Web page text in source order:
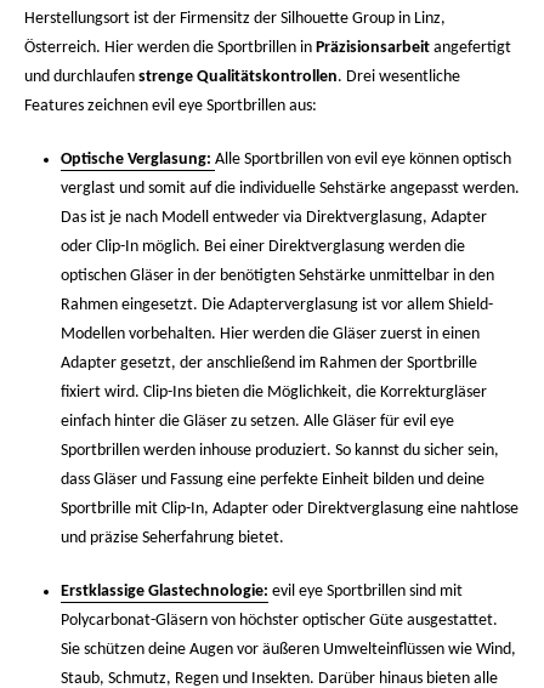
Herstellungsort ist der Firmensitz der Silhouette Group in Linz,
Österreich. Hier werden die Sportbrillen in Präzisionsarbeit angefertigt
und durchlaufen strenge Qualitätskontrollen. Drei wesentliche
Features zeichnen evil eye Sportbrillen aus:
Optische Verglasung: Alle Sportbrillen von evil eye können optisch
verglast und somit auf die individuelle Sehstärke angepasst werden.
Das ist je nach Modell entweder via Direktverglasung, Adapter
oder Clip-In möglich. Bei einer Direktverglasung werden die
optischen Gläser in der benötigten Sehstärke unmittelbar in den
Rahmen eingesetzt. Die Adapterverglasung ist vor allem Shield-
Modellen vorbehalten. Hier werden die Gläser zuerst in einen
Adapter gesetzt, der anschließend im Rahmen der Sportbrille
fixiert wird. Clip-Ins bieten die Möglichkeit, die Korrekturgläser
einfach hinter die Gläser zu setzen. Alle Gläser für evil eye
Sportbrillen werden inhouse produziert. So kannst du sicher sein,
dass Gläser und Fassung eine perfekte Einheit bilden und deine
Sportbrille mit Clip-In, Adapter oder Direktverglasung eine nahtlose
und präzise Seherfahrung bietet.
Erstklassige Glastechnologie: evil eye Sportbrillen sind mit
Polycarbonat-Gläsern von höchster optischer Güte ausgestattet.
Sie schützen deine Augen vor äußeren Umwelteinflüssen wie Wind,
Staub, Schmutz, Regen und Insekten. Darüber hinaus bieten alle